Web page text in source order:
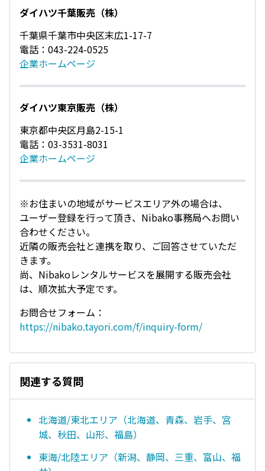
ダイハツ千葉販売（株）
千葉県千葉市中央区末広1-17-7
電話：043-224-0525
企業ホームページ
ダイハツ東京販売（株）
東京都中央区月島2-15-1
電話：03-3531-8031
企業ホームページ
※お住まいの地域がサービスエリア外の場合は、
ユーザー登録を行って頂き、Nibako事務局へお問い
合わせください。
近隣の販売会社と連携を取り、ご回答させていただ
きます。
尚、Nibakoレンタルサービスを展開する販売会社
は、順次拡大予定です。
お問合せフォーム：
https://nibako.tayori.com/f/inquiry-form/
関連する質問
北海道/東北エリア（北海道、青森、岩手、宮
城、秋田、山形、福島）
東海/北陸エリア（新潟、静岡、三重、富山、福